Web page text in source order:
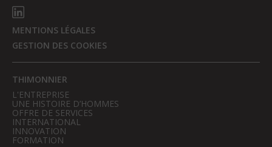
MENTIONS LÉGALES
GESTION DES COOKIES
THIMONNIER
L'ENTREPRISE
UNE HISTOIRE D’HOMMES
OFFRE DE SERVICES
INTERNATIONAL
INNOVATION
FORMATION